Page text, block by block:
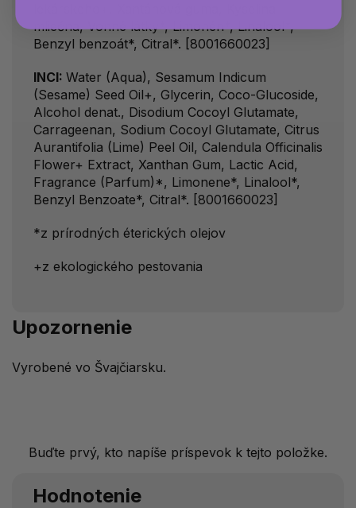
mliečna, Vonné látky*, Limonén*, Linalool*,
Benzyl benzoát*, Citral*. [8001660023]
INCI: Water (Aqua), Sesamum Indicum
(Sesame) Seed Oil+, Glycerin, Coco-Glucoside,
Alcohol denat., Disodium Cocoyl Glutamate,
Carrageenan, Sodium Cocoyl Glutamate, Citrus
Aurantifolia (Lime) Peel Oil, Calendula Officinalis
Flower+ Extract, Xanthan Gum, Lactic Acid,
Fragrance (Parfum)*, Limonene*, Linalool*,
Benzyl Benzoate*, Citral*. [8001660023]
*z prírodných éterických olejov
+z ekologického pestovania
Upozornenie
Vyrobené vo Švajčiarsku.
Buďte prvý, kto napíše príspevok k tejto položke.
Hodnotenie